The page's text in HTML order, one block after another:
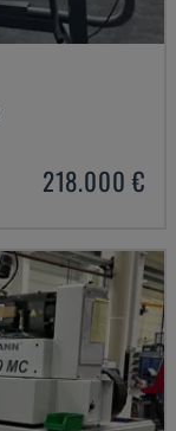
218.000 €